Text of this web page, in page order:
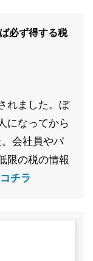
必ず得する税
れました。ぼ
になってから
会社員やパ
限の税の情報
コチラ